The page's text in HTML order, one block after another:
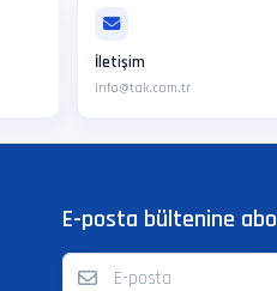
İletişim
info@tak.com.tr
E-posta bültenine